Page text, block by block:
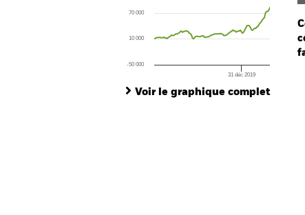
The chart has 1 X axis displaying Time.
The chart has 1 Y axis displaying values.
31 déc 2019
-50 000
10 000
70 000
Voir le graphique complet